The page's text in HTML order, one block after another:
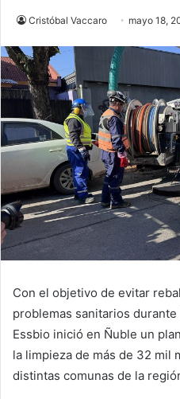
Cristóbal Vaccaro mayo 18,
Con el objetivo de evitar
problemas sanitarios
Essbio inició en Ñuble un
la limpieza de más de 32 mil
distintas comunas de la